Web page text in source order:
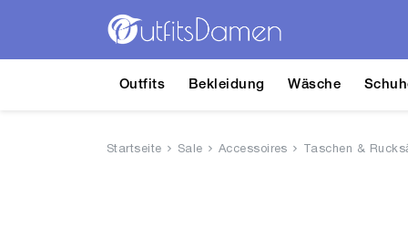
Outfits Bekleidung Wäsche
Startseite Sale Accessoires Taschen &